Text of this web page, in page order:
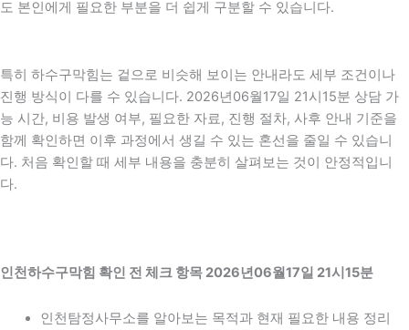
도 본인에게 필요한 부분을 더 쉽게 구분할 수 있습니다.
특히 하수구막힘는 겉으로 비슷해 보이는 안내라도 세부 조건이나
진행 방식이 다를 수 있습니다. 2026년06월17일 21시15분 상담 가
능 시간, 비용 발생 여부, 필요한 자료, 진행 절차, 사후 안내 기준을
함께 확인하면 이후 과정에서 생길 수 있는 혼선을 줄일 수 있습니
다. 처음 확인할 때 세부 내용을 충분히 살펴보는 것이 안정적입니
다.
인천하수구막힘 확인 전 체크 항목 2026년06월17일 21시15분
인천탐정사무소를 알아보는 목적과 현재 필요한 내용 정리